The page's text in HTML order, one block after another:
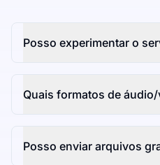
Posso experimentar o
Quais formatos de
Posso enviar arquivos